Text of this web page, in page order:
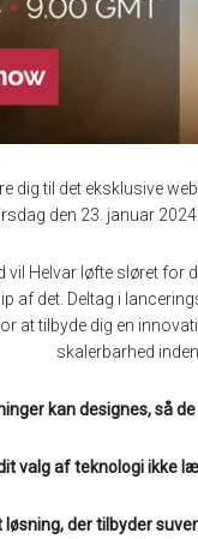
dig til det eksklusive
den 23. januar
vil Helvar løfte sløret for
af det. Deltag i
at tilbyde dig en
skalerbarhed
kan designes, så
valg af teknologi ikke
der tilbyder